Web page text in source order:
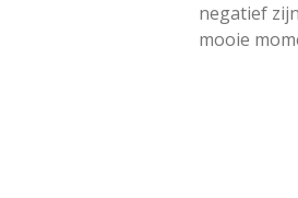
negatief
mooie